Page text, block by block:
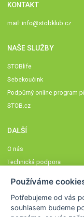
KONTAKT
mail: info@stobklub.cz
NAŠE SLUŽBY
STOBlife
Sebekoučink
Podpůrný online program
STOB.cz
DALŠÍ
O nás
Technická podpora
Členové STOBklubu
Zásady nakládání s
Používáme
Potřebujeme od vás
souhlasem budeme